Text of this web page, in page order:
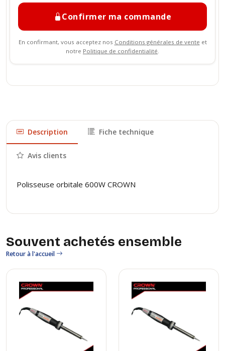
Confirmer ma commande
En confirmant, vous acceptez nos Conditions générales de vente et
notre Politique de confidentialité
Description Fiche technique
Avis clients
Polisseuse orbitale 600W CROWN
Souvent achetés ensemble
Retour à l'accueil